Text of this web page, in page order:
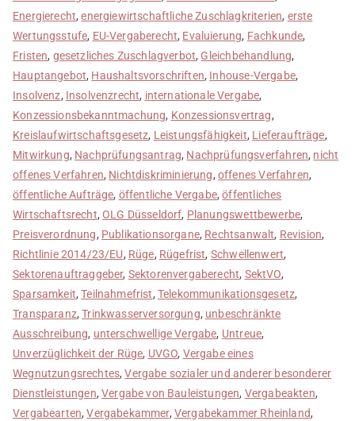
Energierecht,energiewirtschaftliche Zuschlagkriterien, erste
Wertungsstufe, EU-Vergaberecht, Evaluierung, Fachkunde,
Fristen, gesetzliches Zuschlagverbot, Gleichbehandlung,
Hauptangebot, Haushaltsvorschriften, Inhouse-Vergabe,
Insolvenz, Insolvenzrecht, internationale Vergabe,
Konzessionsbekanntmachung, Konzessionsvertrag,
Kreislaufwirtschaftsgesetz, Leistungsfähigkeit, Lieferaufträge,
Mitwirkung, Nachprüfungsantrag, Nachprüfungsverfahren, nicht
offenes Verfahren, Nichtdiskriminierung, offenes Verfahren,
öffentliche Aufträge, öffentliche Vergabe,öffentliches
Wirtschaftsrecht,OLG Düsseldorf, Planungswettbewerbe,
Preisverordnung, Publikationsorgane, Rechtsanwalt, Revision,
Richtlinie 2014/23/EU, Rüge, Rügefrist, Schwellenwert,
Sektorenauftraggeber, Sektorenvergaberecht, SektVO,
Sparsamkeit,Teilnahmefrist, Telekommunikationsgesetz,
Transparanz,Trinkwasserversorgung, unbeschränkte
Ausschreibung, unterschwellige Vergabe, Untreue,
Unverzüglichkeit der Rüge, UVGO, Vergabe eines
Wegnutzungsrechtes,Vergabe sozialer und anderer besonderer
Dienstleistungen,Vergabe von Bauleistungen, Vergabeakten,
Vergabearten,Vergabekammer, Vergabekammer Rheinland,